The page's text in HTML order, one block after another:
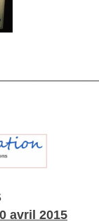
avril 2015